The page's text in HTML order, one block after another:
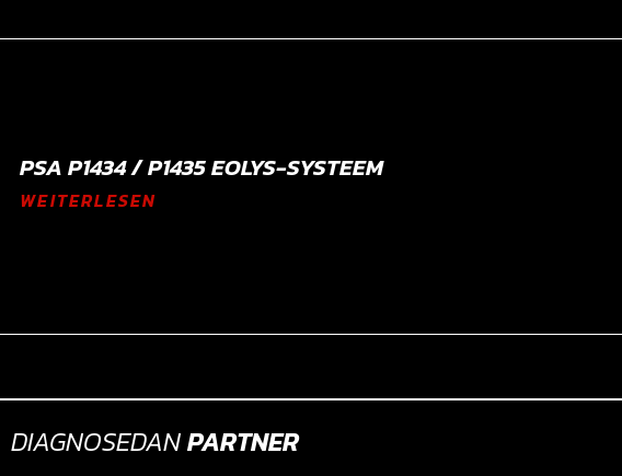
PSA P1434 / P1435 EOLYS-SYSTEEM
WEITERLESEN
DIAGNOSEDANPARTNER